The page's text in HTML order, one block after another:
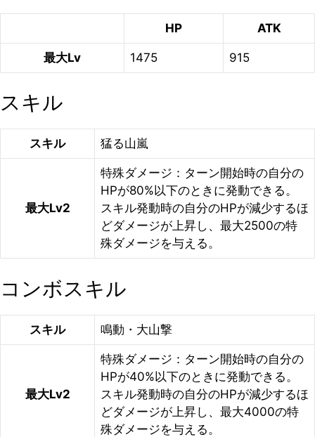
HP ATK
最大Lv 1475 915
スキル
スキル 猛る山嵐
最大Lv2
特殊ダメージ：ターン開始時の自分の
HPが80%以下のときに発動できる。
スキル発動時の自分のHPが減少するほ
どダメージが上昇し、最大2500の特
殊ダメージを与える。
コンボスキル
スキル 鳴動・大山撃
最大Lv2
特殊ダメージ：ターン開始時の自分の
HPが40%以下のときに発動できる。
スキル発動時の自分のHPが減少するほ
どダメージが上昇し、最大4000の特
殊ダメージを与える。